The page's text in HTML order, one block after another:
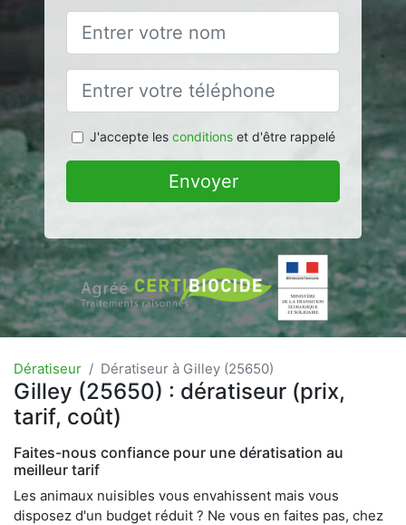
J'accepte les conditionset d'être rappelé
Envoyer
Dératiseur Dératiseur à Gilley (25650)
Gilley (25650) : dératiseur (prix,
tarif, coût)
Faites-nous confiance pour une dératisation au
meilleur tarif
Les animaux nuisibles vous envahissent mais vous
disposez d'un budget réduit ? Ne vous en faites pas, chez